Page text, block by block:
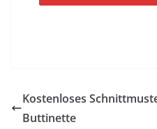
Kostenloses
Buttinette